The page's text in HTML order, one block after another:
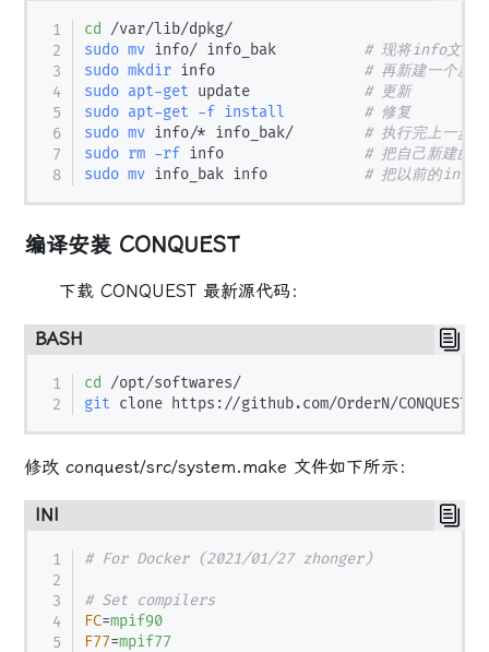
cd
sudo mv info/ info_bak # 现将info文件
sudo mkdir info # 再新建一个新
sudo apt-get update # 更新
sudo apt-get -f install
# 修复
sudo mv info/* info_bak/ # 执行完上一步
sudo rm -rf info # 把自己新建的
sudo mv info_bak info # 把以前的info
编译安装 CONQUEST
下载 CONQUEST 最新源代码：
BASH
cd
git
修改 conquest/src/system.make 文件如下所示：
INI
# For Docker (2021/01/27 zhonger)
# Set compilers
FC=mpif90
F77=mpif77